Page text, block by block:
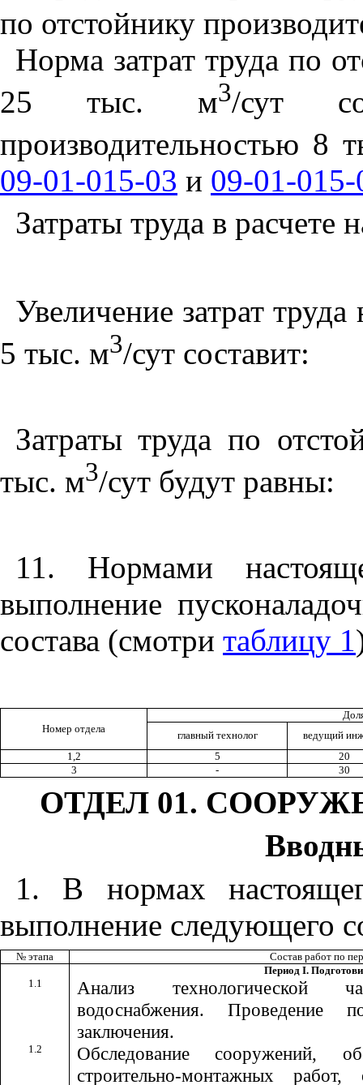
по отстойнику
Норма затрат труда по
25 тыс. м3/сут
производительностью 8
09-01-015-03 и 09-01-015-
Затраты труда в расчете
Увеличение затрат
5 тыс. м3/сут составит:
Затраты труда по
тыс. м3/сут будут равны:
11. Нормами
выполнение
состава (смотри таблицу 1
Номер отдела
главный технолог
ведущий
1,2
5
20
3
- 30
ОТДЕЛ 01.
1. В нормах
выполнение следующего
№ этапа
Состав работ по
Период I.
1.1
Анализ технологической
водоснабжения. Проведение
заключения.
1.2
Обследование сооружений,
строительно-монтажных работ,